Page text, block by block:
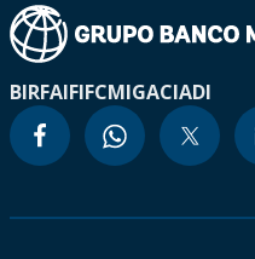
BIRFAIFIFCMIGACIADI